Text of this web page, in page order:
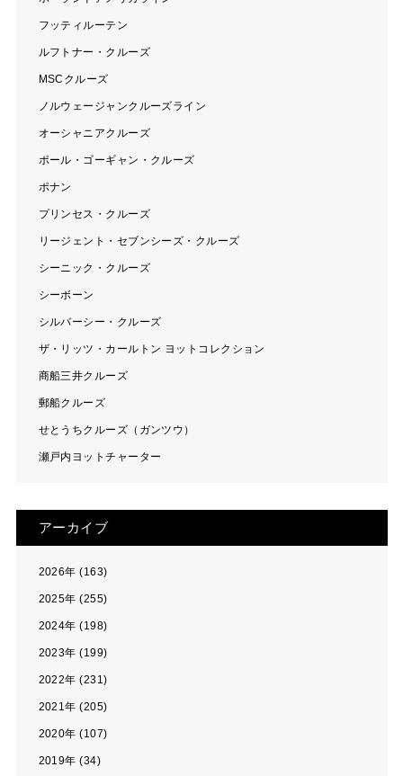
フッティルーテン
ルフトナー・クルーズ
MSCクルーズ
ノルウェージャンクルーズライン
オーシャニアクルーズ
ポール・ゴーギャン・クルーズ
ポナン
プリンセス・クルーズ
リージェント・セブンシーズ・クルーズ
シーニック・クルーズ
シーボーン
シルバーシー・クルーズ
ザ・リッツ・カールトン ヨットコレクション
商船三井クルーズ
郵船クルーズ
せとうちクルーズ（ガンツウ）
瀬戸内ヨットチャーター
アーカイブ
2026年 (163)
2025年 (255)
2024年 (198)
2023年 (199)
2022年 (231)
2021年 (205)
2020年 (107)
2019年 (34)